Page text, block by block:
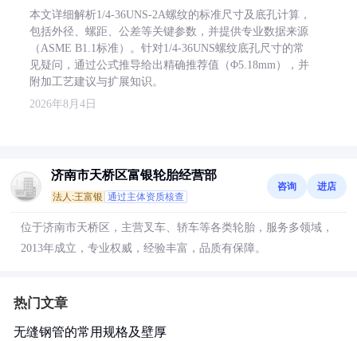
本文详细解析1/4-36UNS-2A螺纹的标准尺寸及底孔计算，
包括外径、螺距、公差等关键参数，并提供专业数据来源
（ASME B1.1标准）。针对1/4-36UNS螺纹底孔尺寸的常
见疑问，通过公式推导给出精确推荐值（Φ5.18mm），并
附加工艺建议与扩展知识。
2026年8月4日
济南市天桥区富银轮胎经营部
法人:王富银 通过主体资质核查
咨询 进店
位于济南市天桥区，主营叉车、轿车等各类轮胎，服务多领域，
2013年成立，专业权威，经验丰富，品质有保障。
热门文章
无缝钢管的常用规格及壁厚